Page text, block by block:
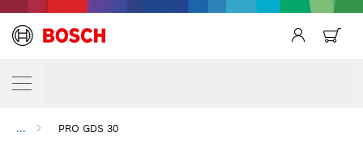
... PRO GDS 30